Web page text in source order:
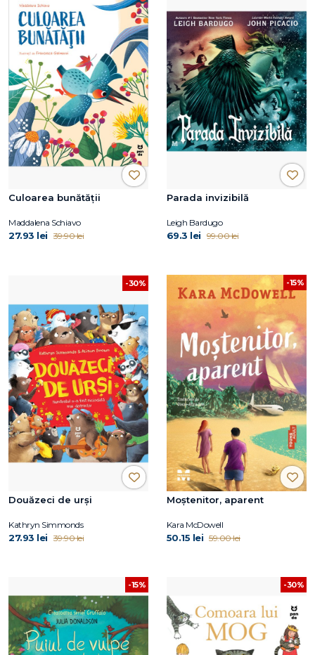
Culoarea bunătății
Maddalena Schiavo
27.93 lei 39.90 lei
Parada invizibilă
Leigh Bardugo
69.3 lei 99.00 lei
-30%
Douăzeci de urși
Kathryn Simmonds
27.93 lei 39.90 lei
-15%
Moștenitor, aparent
Kara McDowell
50.15 lei 59.00 lei
-15% -30%